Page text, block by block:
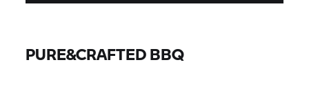
PURE&CRAFTED BBQ